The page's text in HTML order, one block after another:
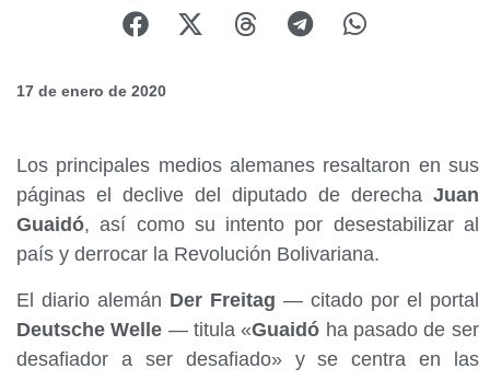
17 de enero de 2020
Los principales medios alemanes resaltaron en sus
páginas el declive del diputado de derecha Juan
Guaidó, así como su intento por desestabilizar al
país y derrocar la Revolución Bolivariana.
El diario alemán Der Freitag — citado por el portal
Deutsche Welle — titula «Guaidó ha pasado de ser
desafiador a ser desafiado» y se centra en las